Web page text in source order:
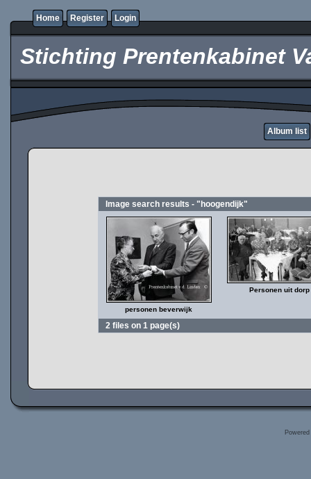
Home Register Login
Stichting Prentenkabinet
Album list
Image search results - "hoogendijk"
personen beverwijk
Personen uit dorp
2 files on 1 page(s)